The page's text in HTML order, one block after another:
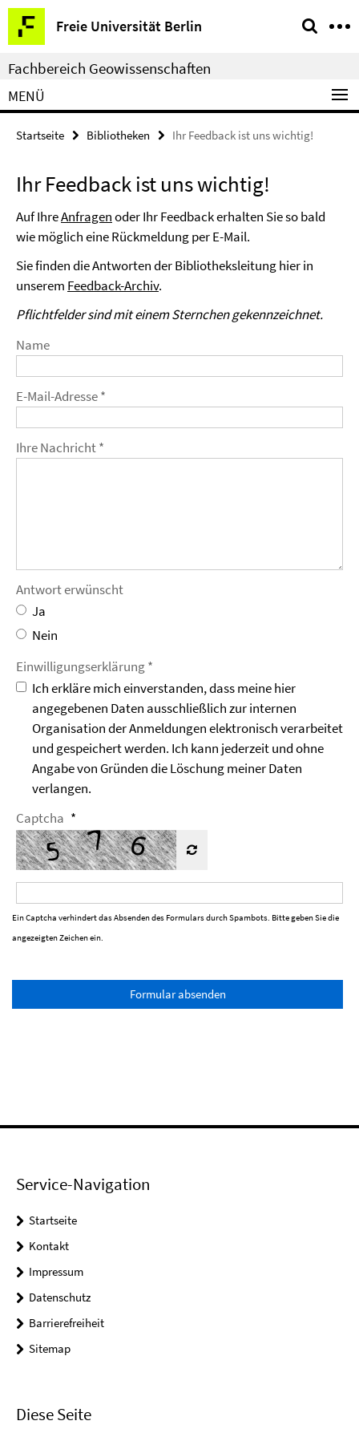
Springe
direkt
zu
Inhalt
Freie Universität Berlin
Service-
Navigation
Fachbereich Geowissenschaften
MENÜ
Startseite Bibliotheken Ihr Feedback ist uns wichtig!
Ihr Feedback ist uns wichtig!
Auf IhreAnfragenoder Ihr Feedback erhalten Sie so bald
wie möglich eine Rückmeldung per E-Mail.
Sie finden die Antworten der Bibliotheksleitung hier in
unserem Feedback-Archiv.
Pflichtfelder sind mit einem Sternchen gekennzeichnet.
Name
E-Mail-Adresse *
Ihre Nachricht *
Antwort erwünscht
Ja
Nein
Einwilligungs­erklärung *
Ich erkläre mich einverstanden, dass meine hier
angegebenen Daten ausschließlich zur internen
Organisation der Anmeldungen elektronisch verarbeitet
und gespeichert werden. Ich kann jederzeit und ohne
Angabe von Gründen die Löschung meiner Daten
verlangen.
Captcha *
Ein Captcha verhindert das Absenden des Formulars durch Spambots. Bitte geben Sie die
angezeigten Zeichen ein.
Formular absenden
Service-Navigation
Startseite
Kontakt
Impressum
Datenschutz
Barrierefreiheit
Sitemap
Diese Seite